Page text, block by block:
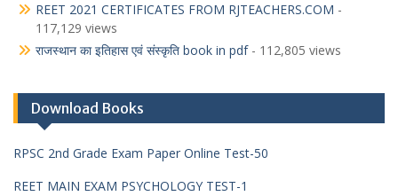
REET 2021 CERTIFICATES FROM RJTEACHERS.COM -
117,129 views
राजस्थान का इतिहास एवं संस्कृति book in pdf- 112,805 views
Download Books
RPSC 2nd Grade Exam Paper Online Test-50
REET MAIN EXAM PSYCHOLOGY TEST-1